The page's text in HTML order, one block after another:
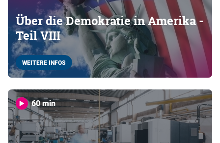
Über die Demokratie in Amerika -
Teil VIII
WEITERE INFOS
60 min